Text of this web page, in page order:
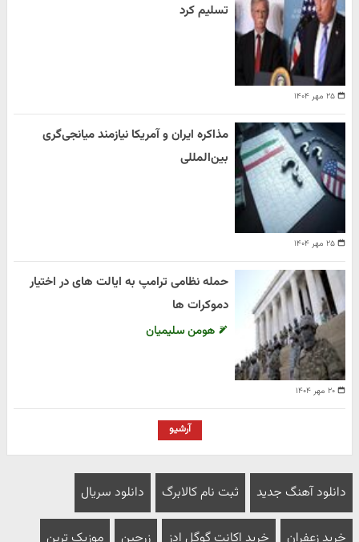
۲۵ مهر ۱۴۰۴
تسلیم کرد
۲۵ مهر ۱۴۰۴
مذاکره ایران و آمریکا نیازمند میانجی‌گری
بین‌المللی
۲۰ مهر ۱۴۰۴
حمله نظامی ترامپ به ایالت های در اختیار
دموکرات ها
هومن سلیمیان
آرشیو
دانلود آهنگ جدید ثبت نام کالابرگ دانلود سریال